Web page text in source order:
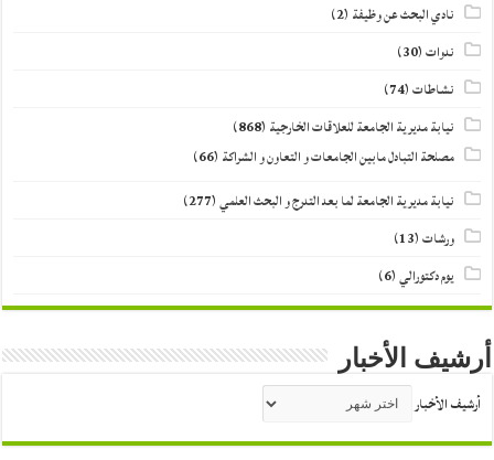
نادي البحث عن وظيفة (2)
ندوات(30)
نشاطات(74)
نيابة مديرية الجامعة للعلاقات الخارجية (868)
مصلحة التبادل مابين الجامعات و التعاون و الشراكة (66)
نيابة مديرية الجامعة لما بعد التدرج و البحث العلمي(277)
ورشات(13)
يوم دكتورالي(6)
أرشيف الأخبار
أرشيف الأخبار